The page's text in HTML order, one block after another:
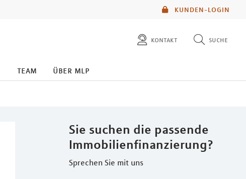
KUNDEN-LOGIN
kontakt suche
team über mlp
Sie suchen die passende
Immobilienfinanzierung?
Sprechen Sie mit uns